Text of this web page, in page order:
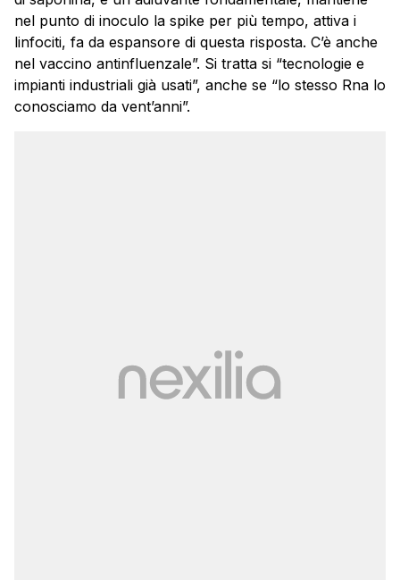
nel punto di inoculo la spike per più tempo, attiva i
linfociti, fa da espansore di questa risposta. C’è anche
nel vaccino antinfluenzale”. Si tratta si “tecnologie e
impianti industriali già usati”, anche se “lo stesso Rna lo
conosciamo da vent’anni”.